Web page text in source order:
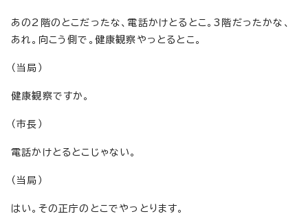
あの2階のとこだったな、電話かけとるとこ。3階だったかな、
あれ。向こう側で。健康観察やっとるとこ。
（当局）
健康観察ですか。
（市長）
電話かけとるとこじゃない。
（当局）
はい。その正庁のとこでやっとります。